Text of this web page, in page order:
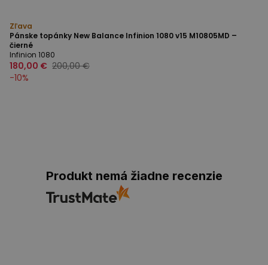
Zľava
Pánske topánky New Balance Infinion 1080 v15 M10805MD –
čierné
Infinion 1080
180,00 € 200,00 €
-10%
Produkt nemá žiadne recenzie